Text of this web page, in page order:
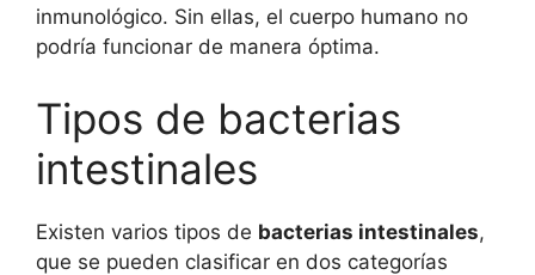
inmunológico. Sin ellas, el cuerpo humano no
podría funcionar de manera óptima.
Tipos de bacterias
intestinales
Existen varios tipos de bacterias intestinales,
que se pueden clasificar en dos categorías